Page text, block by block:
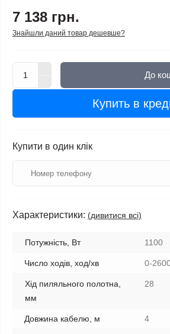
7 138 грн.
Знайшли даний товар дешевше?
До
Купить в
Купити в один клік
Характеристики: (дивитися всі)
Потужність, Вт 1100
Число ходів, ход/хв 0-
Хід пиляльного полотна,
мм
28
Довжина кабелю, м 4